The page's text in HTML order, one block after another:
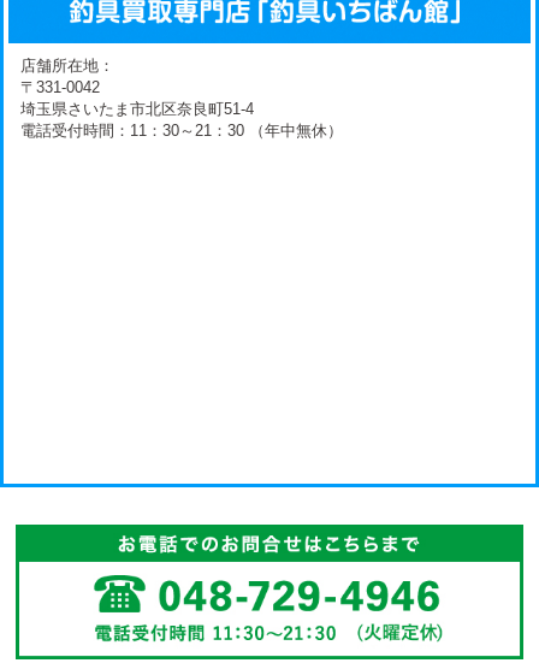
店舗所在地：
〒331-0042
埼玉県さいたま市北区奈良町51-4
電話受付時間：11：30～21：30 （年中無休）